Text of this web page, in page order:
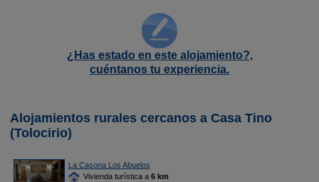
¿Has estado en este alojamiento?,
cuéntanos tu experiencia.
Alojamientos rurales cercanos a Casa Tino
(Tolocirio)
La Casona Los Abuelos
Vivienda turística a 6 km